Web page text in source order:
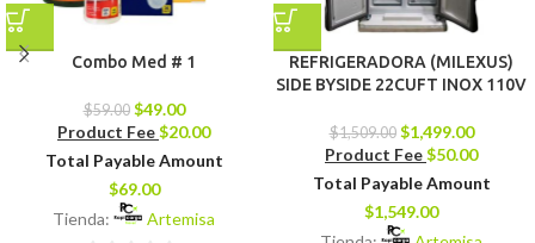
Combo Med # 1
$59.00 $49.00
Product Fee$20.00
Total Payable Amount
$69.00
Tienda:
Artemisa
REFRIGERADORA (MILEXUS)
SIDE BYSIDE 22CUFT INOX 110V
$1,509.00 $1,499.00
Product Fee$50.00
Total Payable Amount
$1,549.00